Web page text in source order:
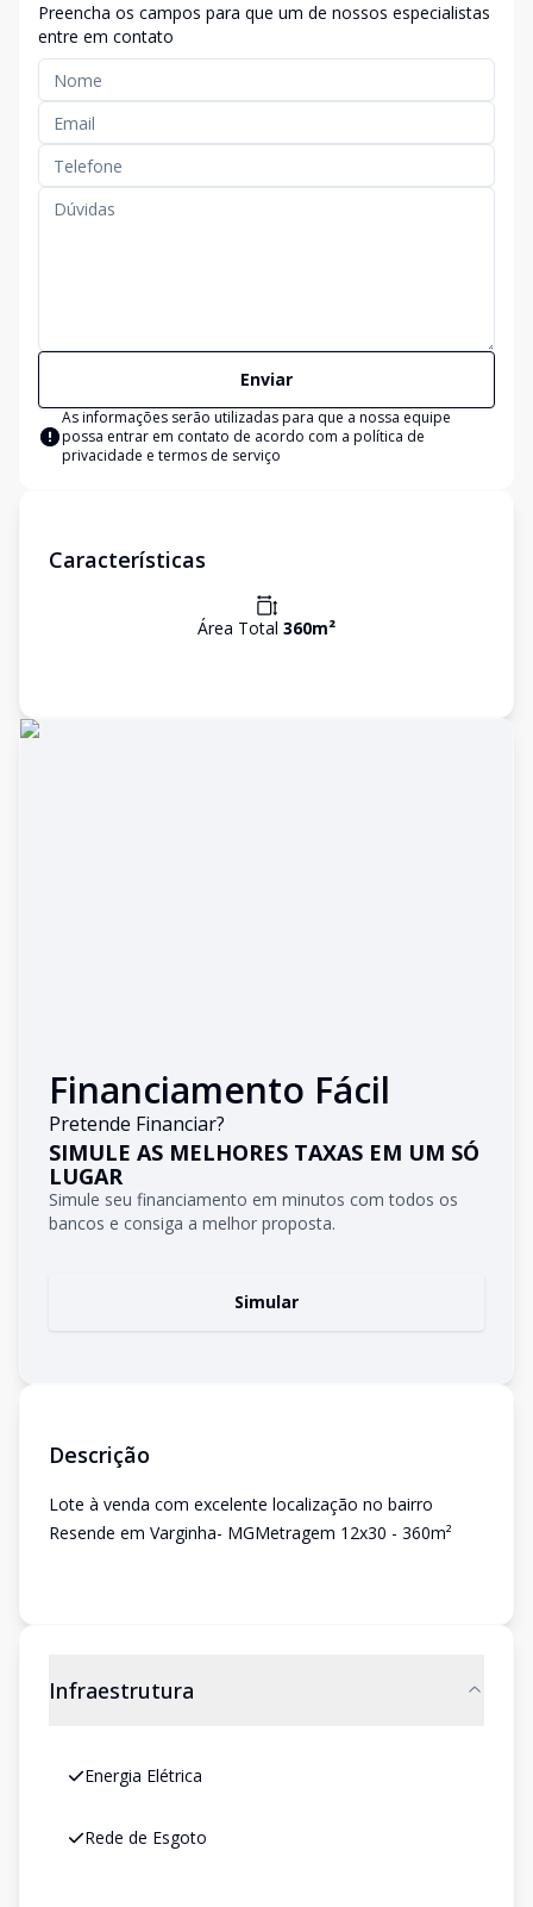
Preencha os campos para que um de nossos especialistas
entre em contato
Enviar
As informações serão utilizadas para que a nossa equipe
possa entrar em contato de acordo com a política de
privacidade e termos de serviço
Características
Área Total 360m²
Financiamento Fácil
Pretende Financiar?
SIMULE AS MELHORES TAXAS EM UM SÓ
LUGAR
Simule seu financiamento em minutos com todos os
bancos e consiga a melhor proposta.
Simular
Descrição
Lote à venda com excelente localização no bairro
Resende em Varginha- MGMetragem 12x30 - 360m²
Infraestrutura
Energia Elétrica
Rede de Esgoto